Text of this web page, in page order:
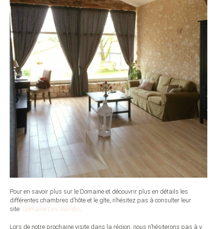
Pour en savoir plus sur le Domaine et découvrir plus en détails les
différentes chambres d’hôte et le gîte, n’hésitez pas à consulter leur
site: Domaine Les Jourdis
Lors de notre prochaine visite dans la région, nous n’hésiterons pas à y